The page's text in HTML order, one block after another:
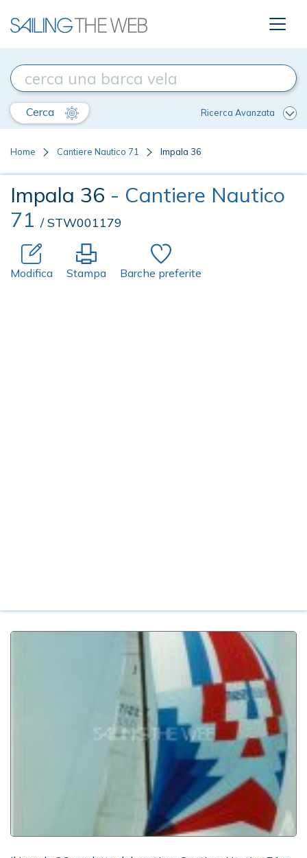
Cerca Ricerca Avanzata
Home Cantiere Nautico 71 Impala 36
Impala 36 - Cantiere Nautico
71 / STW001179
Modifica Stampa Barche preferite